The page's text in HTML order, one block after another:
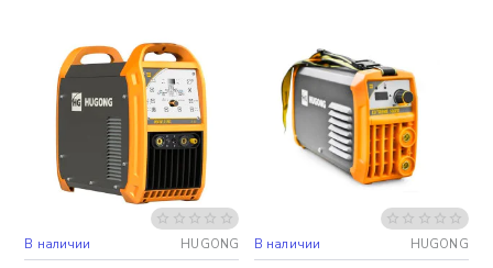
Бесплатная доставка
В наличии HUGONG Бесплатная доставка
В наличии HUGONG